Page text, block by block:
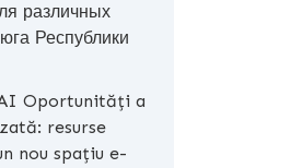
различных
Республики
Oportunități a
resurse
nou spațiu e-